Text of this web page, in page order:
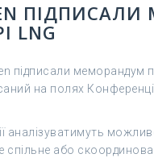
LNG
підписали меморандум
на полях
або